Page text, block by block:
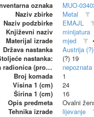
oznaka
MUO-
Naziv zbirke
Metal
Naziv podzbirke
EMAJL
Književni naziv
minijatura
Materijal izrade
mjed
Država nastanka
Austrija (?)
nastanka:
(?) 19
Autorska radionica (proizvođač)
nepoznata
Broj komada
1
Visina 1 (cm)
24
Širina 1 (cm)
16
Opis predmeta
Ovalni
Tehnika izrade
lijevanje